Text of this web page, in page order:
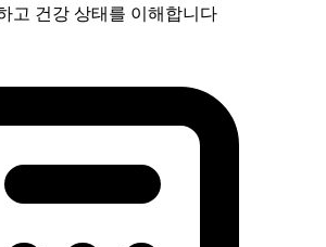
고 건강 상태를 이해합니다